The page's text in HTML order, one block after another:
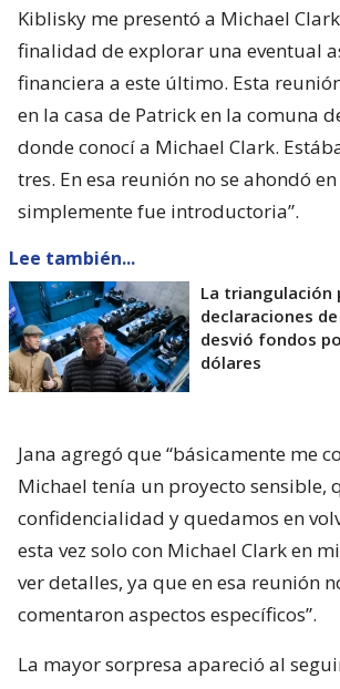
Kiblisky me presentó a Michael
finalidad de explorar una eventual
financiera a este último. Esta
en la casa de Patrick en la comuna
donde conocí a Michael Clark.
tres. En esa reunión no se ahondó
simplemente fue introductoria”.
Lee también...
La triangulación
declaraciones
desvió fondos
dólares
Jana agregó que “básicamente me
Michael tenía un proyecto sensible,
confidencialidad y quedamos en
esta vez solo con Michael Clark en
ver detalles, ya que en esa reunión
comentaron aspectos específicos”.
La mayor sorpresa apareció al